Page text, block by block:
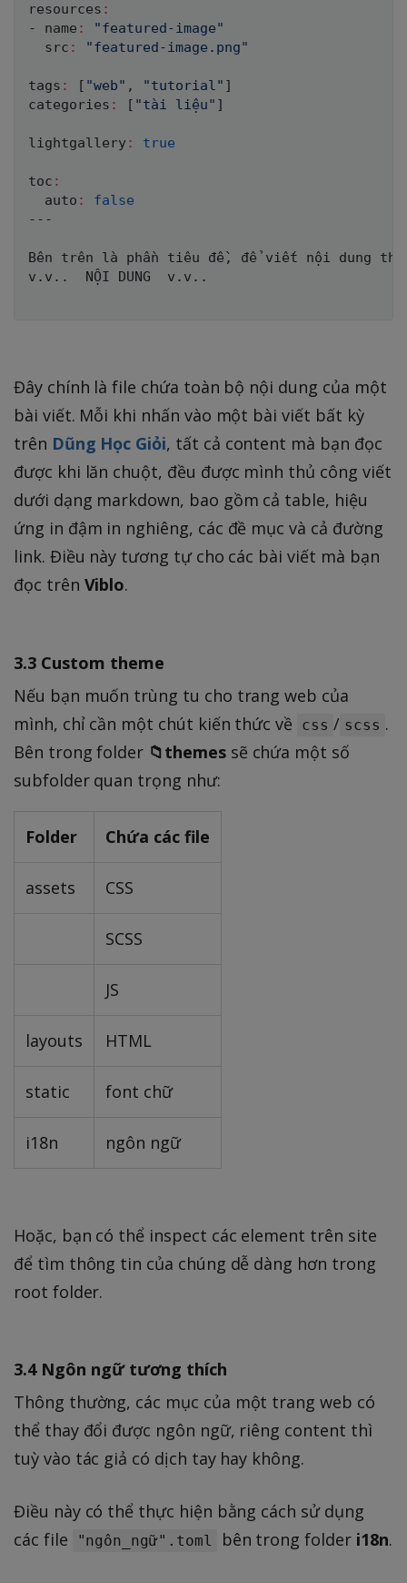
resources :
- name :
"featured-image"
  src
: "featured-image.png"
tags : [ "web" , "tutorial" ]
categories : [ "tài liệu" ]
lightgallery: true
toc :
  auto
:
false
---
Bên trên là phần tiêu đề,
để viết nội dung
v.v..  NỘI DUNG  v.v..
Đây chính là file chứa toàn bộ nội dung của một
bài viết. Mỗi khi nhấn vào một bài viết bất kỳ
trên Dũng Học Giỏi, tất cả content mà bạn đọc
được khi lăn chuột, đều được mình thủ công viết
dưới dạng markdown, bao gồm cả table, hiệu
ứng in đậm in nghiêng, các đề mục và cả đường
link. Điều này tương tự cho các bài viết mà bạn
đọc trên Viblo.
3.3 Custom theme
Nếu bạn muốn trùng tu cho trang web của
mình, chỉ cần một chút kiến thức về
css / scss .
Bên trong folder 📁themessẽ chứa một số
subfolder quan trọng như:
Folder Chứa các file
assets CSS
SCSS
JS
layouts HTML
static font chữ
i18n ngôn ngữ
Hoặc, bạn có thể inspect các element trên site
để tìm thông tin của chúng dễ dàng hơn trong
root folder.
3.4 Ngôn ngữ tương thích
Thông thường, các mục của một trang web có
thể thay đổi được ngôn ngữ, riêng content thì
tuỳ vào tác giả có dịch tay hay không.
Điều này có thể thực hiện bằng cách sử dụng
các file
"ngôn_ngữ".toml bên trong folder i18n.